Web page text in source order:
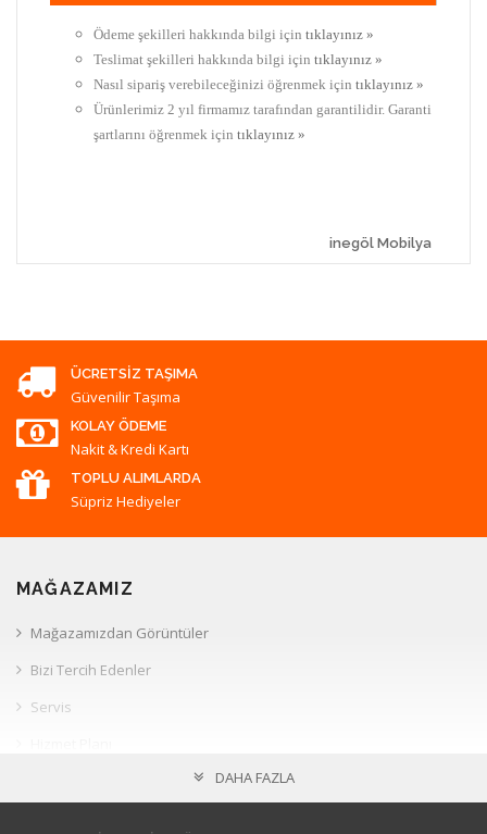
Ödeme şekilleri hakkında bilgi için tıklayınız »
Teslimat şekilleri hakkında bilgi için tıklayınız »
Nasıl sipariş verebileceğinizi öğrenmek için tıklayınız »
Ürünlerimiz 2 yıl firmamız tarafından garantilidir. Garanti
şartlarını öğrenmek için tıklayınız »
inegöl Mobilya
ÜCRETSIZ TAŞIMA
Güvenilir Taşıma
KOLAY ÖDEME
Nakit & Kredi Kartı
TOPLU ALIMLARDA
Süpriz Hediyeler
MAĞAZAMIZ
Mağazamızdan Görüntüler
Bizi Tercih Edenler
Servis
DAHA FAZLA